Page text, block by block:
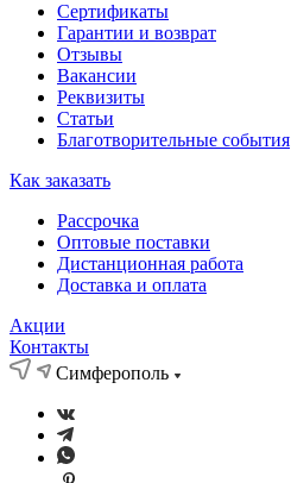
Сертификаты
Гарантии и возврат
Отзывы
Вакансии
Реквизиты
Статьи
Благотворительные события
Как заказать
Рассрочка
Оптовые поставки
Дистанционная работа
Доставка и оплата
Акции
Контакты
Симферополь